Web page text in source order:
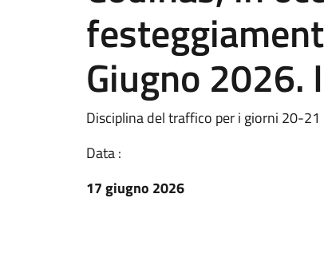
Giugno 2026.
Disciplina del traffico per i giorni 20-
Data :
17 giugno 2026